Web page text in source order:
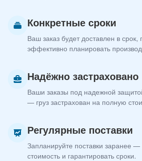
Конкретные сроки
Ваш заказ будет доставлен в срок,
эффективно планировать
Надёжно застраховано
Ваши заказы под надежной
— груз застрахован на полную
Регулярные поставки
Запланируйте поставки заранее —
стоимость и гарантировать сроки.